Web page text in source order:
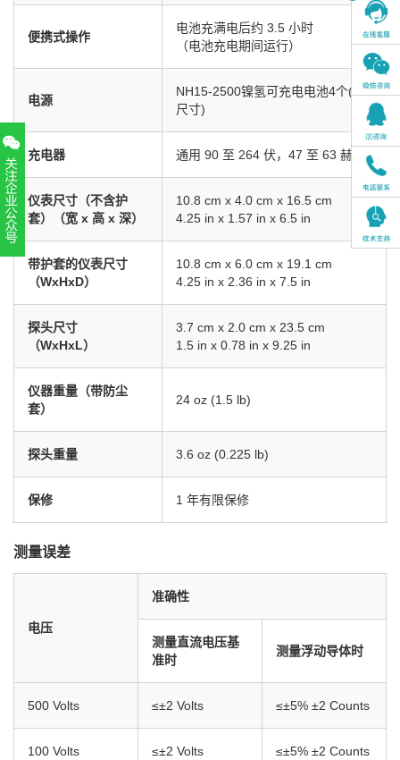
便携式操作
电池充满电后约 3.5 小时
（电池充电期间运行）
电源
NH15-2500镍氢可充电电池4个(AA
尺寸)
充电器 通用 90 至 264 伏，47 至 63 赫兹
仪表尺寸（不含护
套）（宽 x 高 x 深）
10.8 cm x 4.0 cm x 16.5 cm
4.25 in x 1.57 in x 6.5 in
带护套的仪表尺寸
（WxHxD）
10.8 cm x 6.0 cm x 19.1 cm
4.25 in x 2.36 in x 7.5 in
探头尺寸
（WxHxL）
3.7 cm x 2.0 cm x 23.5 cm
1.5 in x 0.78 in x 9.25 in
仪器重量（带防尘
套）
24 oz (1.5 lb)
探头重量 3.6 oz (0.225 lb)
保修 1 年有限保修
测量误差
电压
准确性
测量直流电压基
准时
测量浮动导体时
500 Volts ≤±2 Volts ≤±5% ±2 Counts
100 Volts ≤±2 Volts ≤±5% ±2 Counts
扫一扫，关注官方账号
010-52867771